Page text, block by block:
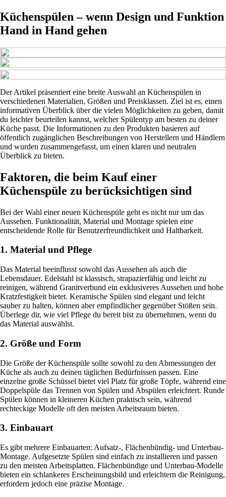
Küchenspülen – wenn Design und Funktion
Hand in Hand gehen
Der Artikel präsentiert eine breite Auswahl an Küchenspülen in
verschiedenen Materialien, Größen und Preisklassen. Ziel ist es, einen
informativen Überblick über die vielen Möglichkeiten zu geben, damit
du leichter beurteilen kannst, welcher Spülentyp am besten zu deiner
Küche passt. Die Informationen zu den Produkten basieren auf
öffentlich zugänglichen Beschreibungen von Herstellern und Händlern
und wurden zusammengefasst, um einen klaren und neutralen
Überblick zu bieten.
Faktoren, die beim Kauf einer
Küchenspüle zu berücksichtigen sind
Bei der Wahl einer neuen Küchenspüle geht es nicht nur um das
Aussehen. Funktionalität, Material und Montage spielen eine
entscheidende Rolle für Benutzerfreundlichkeit und Haltbarkeit.
1. Material und Pflege
Das Material beeinflusst sowohl das Aussehen als auch die
Lebensdauer. Edelstahl ist klassisch, strapazierfähig und leicht zu
reinigen, während Granitverbund ein exklusiveres Aussehen und hohe
Kratzfestigkeit bietet. Keramische Spülen sind elegant und leicht
sauber zu halten, können aber empfindlicher gegenüber Stößen sein.
Überlege dir, wie viel Pflege du bereit bist zu übernehmen, wenn du
das Material auswählst.
2. Größe und Form
Die Größe der Küchenspüle sollte sowohl zu den Abmessungen der
Küche als auch zu deinen täglichen Bedürfnissen passen. Eine
einzelne große Schüssel bietet viel Platz für große Töpfe, während eine
Doppelspüle das Trennen von Spülen und Abspülen erleichtert. Runde
Spülen können in kleineren Küchen praktisch sein, während
rechteckige Modelle oft den meisten Arbeitsraum bieten.
3. Einbauart
Es gibt mehrere Einbauarten: Aufsatz-, Flächenbündig- und Unterbau-
Montage. Aufgesetzte Spülen sind einfach zu installieren und passen
zu den meisten Arbeitsplatten. Flächenbündige und Unterbau-Modelle
bieten ein schlankeres Erscheinungsbild und erleichtern die Reinigung,
erfordern jedoch eine präzise Montage.